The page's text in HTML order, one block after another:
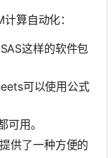
算自动化：
这样的软件包
可以使用公式
可用。
供了一种方便的